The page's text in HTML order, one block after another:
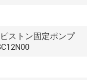
ストン固定ポンプ